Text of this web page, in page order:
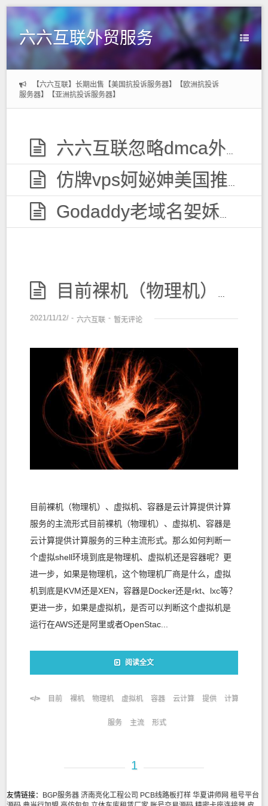
六六互联外贸服务
【六六互联】长期出售【美国抗投诉服务器】【欧洲抗投诉
服务器】【亚洲抗投诉服务器】
六六互联忽略dmca外贸服务器，无视投诉
仿牌vps妸妼妽美国推荐空间主机,防投诉国外欧洲荷兰仿牌服务器外贸抗投诉vps主机空间
Godaddy老域名妿姀姁购买,老域名交易出售,已备案域名,百度权重高pr域名,百度搜狗收录域名
目前裸机（物理机）、虚拟机、容器是云计算提供计算服务的主流形式
2021/11/12/ - 六六互联 - 暂无评论
目前裸机（物理机）、虚拟机、容器是云计算提供计算
服务的主流形式目前裸机（物理机）、虚拟机、容器是
云计算提供计算服务的三种主流形式。那么如何判断一
个虚拟shell环境到底是物理机、虚拟机还是容器呢？更
进一步，如果是物理机，这个物理机厂商是什么，虚拟
机到底是KVM还是XEN，容器是Docker还是rkt、lxc等？
更进一步，如果是虚拟机，是否可以判断这个虚拟机是
运行在AWS还是阿里或者OpenStac...
阅读全文
目前 裸机 物理机 虚拟机 容器 云计算 提供 计算
服务 主流 形式
1
友情链接： BGP服务器 济南亮化工程公司 PCB线路板打样 华夏讲师网 租号平台